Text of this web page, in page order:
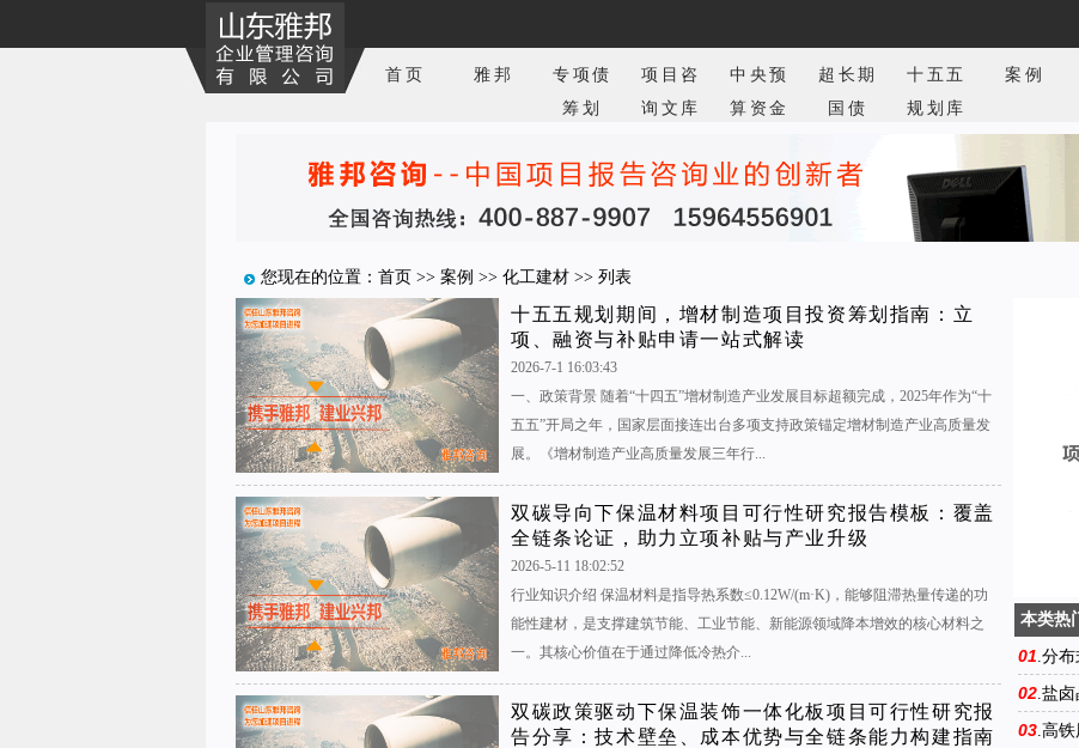
首页 雅邦
专项债
筹划
项目咨
询文库
中央预
算资金
超长期
国债
十五五
规划库
案例
您现在的位置： 首页 >> 案例 >> 化工建材 >> 列表
十五五规划期间，增材制造项目投资筹划指南：立
项、融资与补贴申请一站式解读
2026-7-1 16:03:43
一、政策背景 随着“十四五”增材制造产业发展目标超额完成，2025年作为“十
五五”开局之年，国家层面接连出台多项支持政策锚定增材制造产业高质量发
展。《增材制造产业高质量发展三年行...
双碳导向下保温材料项目可行性研究报告模板：覆盖
全链条论证，助力立项补贴与产业升级
2026-5-11 18:02:52
行业知识介绍 保温材料是指导热系数≤0.12W/(m·K)，能够阻滞热量传递的功
能性建材，是支撑建筑节能、工业节能、新能源领域降本增效的核心材料之
一。其核心价值在于通过降低冷热介...
双碳政策驱动下保温装饰一体化板项目可行性研究报
告分享：技术壁垒、成本优势与全链条能力构建指南
本类热
01.分布
建议书
02.盐卤
建议书
03.高铁